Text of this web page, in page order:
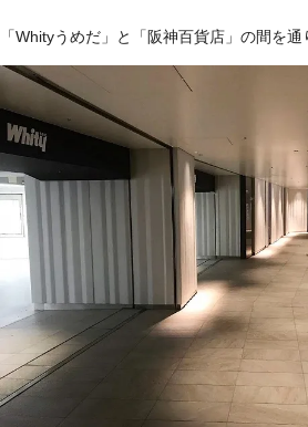
「Whityうめだ」と「阪神百貨店」の間を